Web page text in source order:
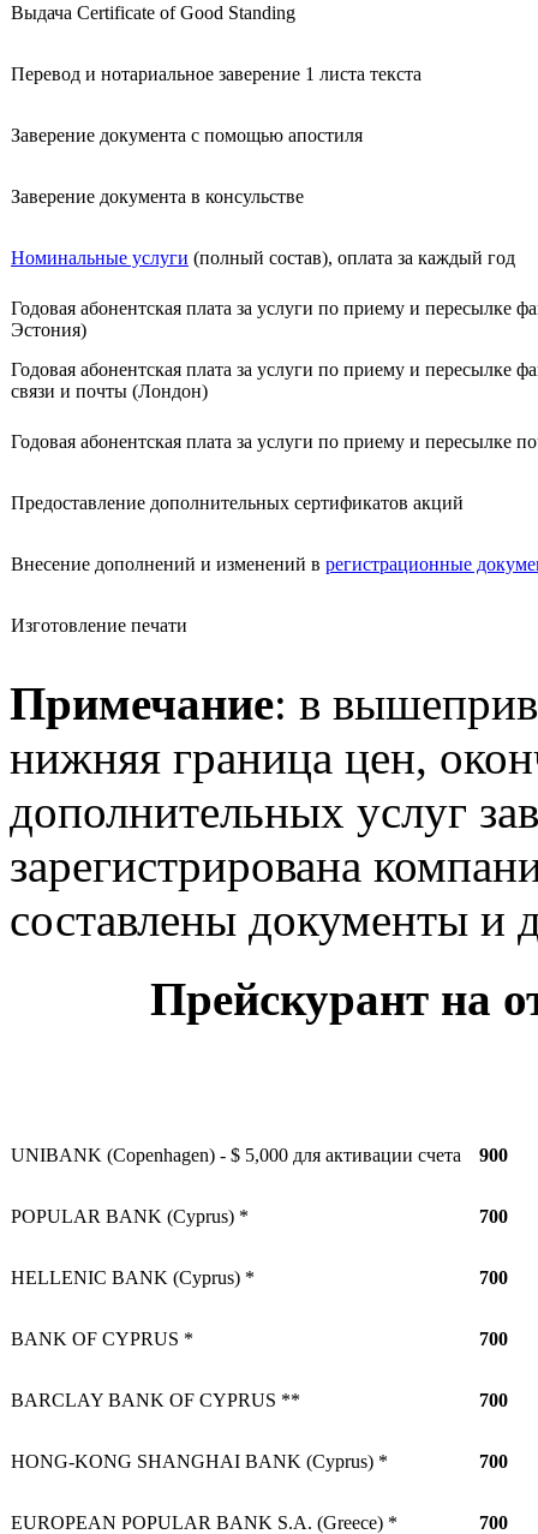
Выдача Certificate of Good Standing
Перевод и нотариальное заверение 1 листа текста
Заверение документа с помощью апостиля
Заверение документа в консульстве
Номинальные услуги (полный состав), оплата за каждый год
Годовая абонентская плата за услуги по приему и пересылке
Эстония)
Годовая абонентская плата за услуги по приему и пересылке
связи и почты (Лондон)
Годовая абонентская плата за услуги по приему и пересылке
Предоставление дополнительных сертификатов акций
Внесение дополнений и изменений в регистрационные
Изготовление печати
Примечание: в
нижняя граница цен,
дополнительных услуг
зарегистрирована
составлены документы и
Прейскурант на
UNIBANK (Copenhagen) - $ 5,000 для активации счета 900
POPULAR BANK (Cyprus) * 700
HELLENIC BANK (Cyprus) * 700
BANK OF CYPRUS * 700
BARCLAY BANK OF CYPRUS ** 700
HONG-KONG SHANGHAI BANK (Cyprus) * 700
EUROPEAN POPULAR BANK S.A. (Greece) * 700